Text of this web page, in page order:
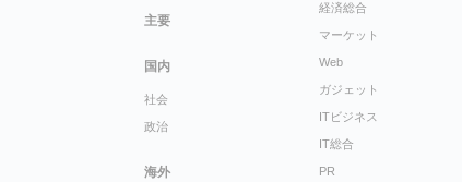
主要
国内
社会
政治
海外
経済総合
マーケット
Web
ガジェット
ITビジネス
IT総合
PR